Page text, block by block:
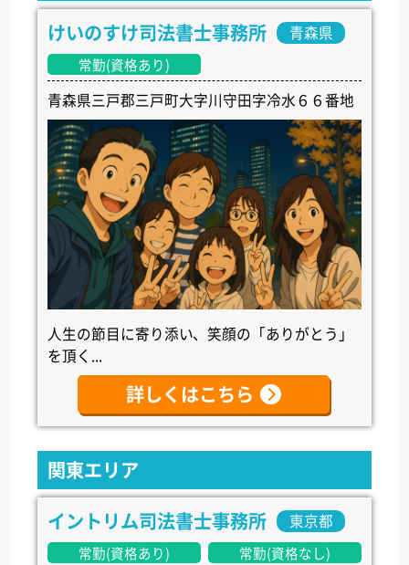
けいのすけ司法書士事務所
青森県
常勤(資格あり)
青森県三戸郡三戸町大字川守田字冷水６６番地
人生の節目に寄り添い、笑顔の「ありがとう」
を頂く...
詳しくはこちら
関東エリア
イントリム司法書士事務所
東京都
常勤(資格あり)
常勤(資格なし)